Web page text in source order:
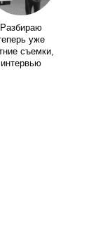
Разбираю
уже
съемки,
интервью